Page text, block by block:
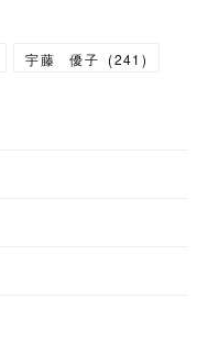
宇藤 優子 (241 )